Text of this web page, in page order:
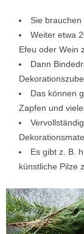
Sie
Weiter etwa
Efeu oder Wein
Dann
Das können
Zapfen und
Es gibt z. B.
künstliche Pilze